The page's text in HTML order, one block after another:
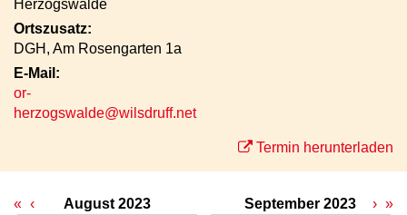
Herzogswalde
Ortszusatz:
DGH, Am Rosengarten 1a
E-Mail:
or-
herzogswalde@wilsdruff.net
Termin herunterladen
« ‹
August 2023
September 2023
› »